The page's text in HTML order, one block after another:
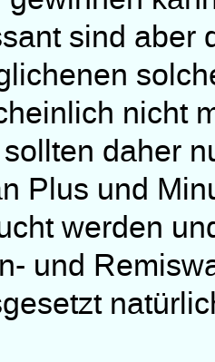
sind aber
nicht
daher
Plus und
werden
und